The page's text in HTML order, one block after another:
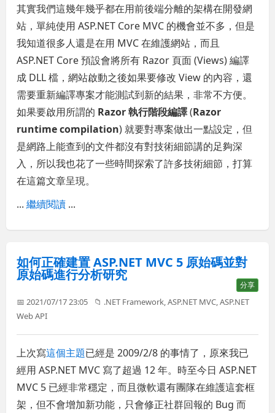
其實我們這幾年幾乎都在用前後端分離的架構在開發網
站，單純使用 ASP.NET Core MVC 的機會並不多，但是
我知道很多人還是在用 MVC 在維護網站，而且
ASP.NET Core 預設會將所有 Razor 頁面 (Views) 編譯
成 DLL 檔，網站啟動之後如果要修改 View 的內容，還
需要重新編譯專案才能測試到新的結果，非常不方便。
如果要啟用所謂的 Razor 執行階段編譯(Razor
runtime compilation) 就要對專案做出一點設定，但
是網路上能查到的文件都沒有對技術細節講的足夠深
入，所以我也花了一些時間探索了許多技術細節，打算
在這篇文章呈現。
...繼續閱讀 ...
如何正確建置 ASP.NET MVC 5 原始碼並對
原始碼進行分析研究
分享
📅 2021/07/17 23:05 📁 .NET Framework,ASP.NET MVC,ASP.NET
Web API
上次寫這個主題已經是 2009/2/8 的事情了，原來我已
經用 ASP.NET MVC 寫了超過 12 年。時至今日 ASP.NET
MVC 5 已經非常穩定，而且微軟還有團隊在維護這套框
架，但不會增加新功能，只會修正社群回報的 Bug 而